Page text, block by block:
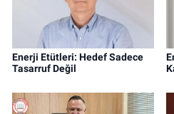
Enerji Etütleri: Hedef Sadece
Tasarruf Değil